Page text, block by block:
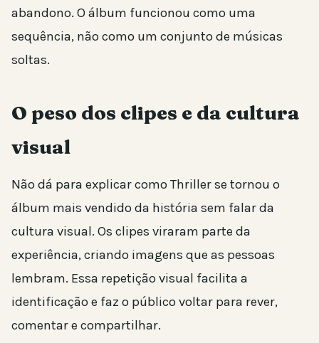
abandono. O álbum funcionou como uma
sequência, não como um conjunto de músicas
soltas.
O peso dos clipes e da cultura
visual
Não dá para explicar como Thriller se tornou o
álbum mais vendido da história sem falar da
cultura visual. Os clipes viraram parte da
experiência, criando imagens que as pessoas
lembram. Essa repetição visual facilita a
identificação e faz o público voltar para rever,
comentar e compartilhar.